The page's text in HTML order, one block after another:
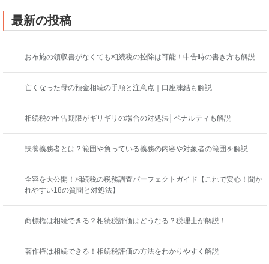
最新の投稿
お布施の領収書がなくても相続税の控除は可能！申告時の書き方も解説
亡くなった母の預金相続の手順と注意点｜口座凍結も解説
相続税の申告期限がギリギリの場合の対処法│ペナルティも解説
扶養義務者とは？範囲や負っている義務の内容や対象者の範囲を解説
全容を大公開！相続税の税務調査パーフェクトガイド【これで安心！聞か
れやすい18の質問と対処法】
商標権は相続できる？相続税評価はどうなる？税理士が解説！
著作権は相続できる！相続税評価の方法をわかりやすく解説